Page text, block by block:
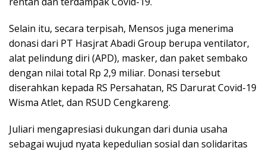
Selain itu, secara terpisah, Mensos juga menerima
donasi dari PT Hasjrat Abadi Group berupa ventilator,
alat pelindung diri (APD), masker, dan paket sembako
dengan nilai total Rp 2,9 miliar. Donasi tersebut
diserahkan kepada RS Persahatan, RS Darurat Covid-19
Wisma Atlet, dan RSUD Cengkareng.
Juliari mengapresiasi dukungan dari dunia usaha
sebagai wujud nyata kepedulian sosial dan solidaritas